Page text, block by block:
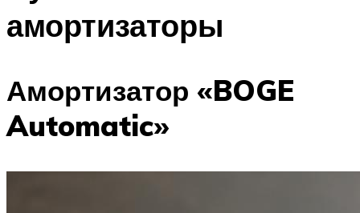
амортизаторы
Амортизатор «BOGE
Automatic»